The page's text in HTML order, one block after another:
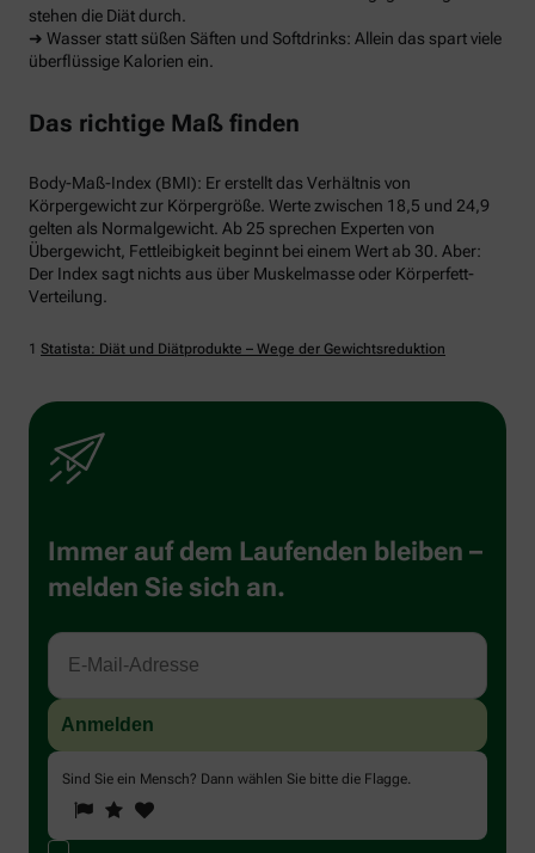
stehen die Diät durch.
➜ Wasser statt süßen Säften und Softdrinks: Allein das spart viele
überflüssige Kalorien ein.
Das richtige Maß finden
Body-Maß-Index (BMI): Er erstellt das Verhältnis von
Körpergewicht zur Körpergröße. Werte zwischen 18,5 und 24,9
gelten als Normalgewicht. Ab 25 sprechen Experten von
Übergewicht, Fettleibigkeit beginnt bei einem Wert ab 30. Aber:
Der Index sagt nichts aus über Muskelmasse oder Körperfett-
Verteilung.
1 Statista: Diät und Diätprodukte – Wege der Gewichtsreduktion
Immer auf dem Laufenden bleiben –
melden Sie sich an.
Sind Sie ein Mensch? Dann wählen Sie bitte die Flagge.
Sind
Sie
ein
1 2